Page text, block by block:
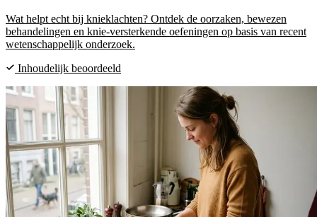
Wat helpt echt bij knieklachten? Ontdek de oorzaken, bewezen
behandelingen en knie-versterkende oefeningen op basis van recent
wetenschappelijk onderzoek.
Inhoudelijk beoordeeld